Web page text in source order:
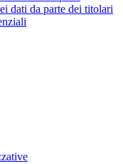
dati da parte dei titolari